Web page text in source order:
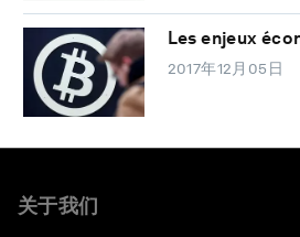
Les enjeux
2017年12月05日
关于我们